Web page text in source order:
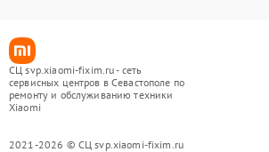
СЦ svp.xiaomi-fixim.ru - сеть
сервисных центров в Севастополе по
ремонту и обслуживанию техники
Xiaomi
2021-2026 © СЦ svp.xiaomi-fixim.ru